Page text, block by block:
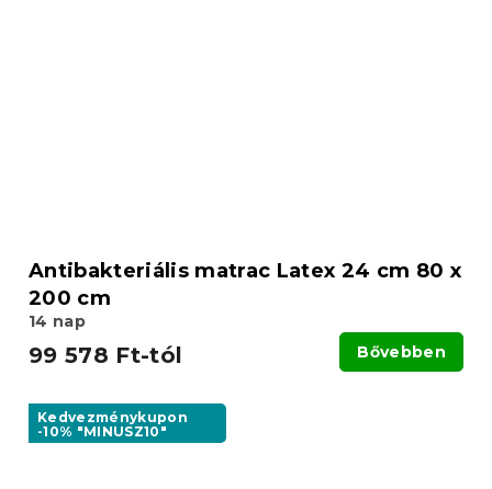
Antibakteriális matrac Latex 24 cm 80 x
200 cm
14 nap
99 578 Ft-tól Bővebben
Kedvezménykupon
-10% "MINUSZ10"